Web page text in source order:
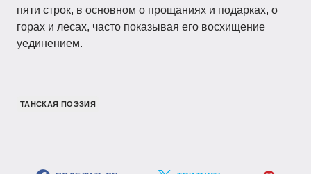
пяти строк, в основном о прощаниях и подарках, о
горах и лесах, часто показывая его восхищение
уединением.
ТАНСКАЯ ПОЭЗИЯ